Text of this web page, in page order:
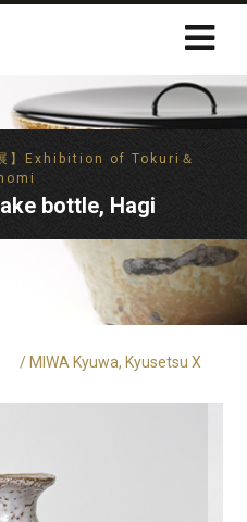
】Exhibition of Tokuri＆
bottle, Hagi
/ MIWA Kyuwa, Kyusetsu X